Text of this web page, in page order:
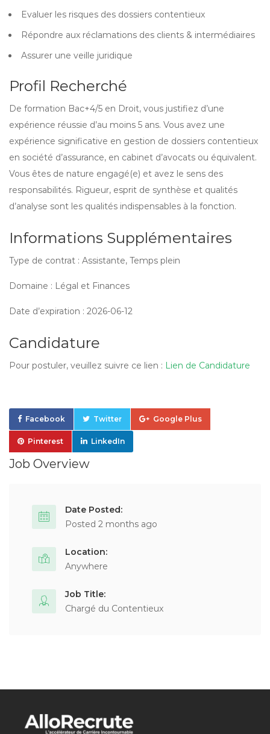
Evaluer les risques des dossiers contentieux
Répondre aux réclamations des clients & intermédiaires
Assurer une veille juridique
Profil Recherché
De formation Bac+4/5 en Droit, vous justifiez d’une
expérience réussie d’au moins 5 ans. Vous avez une
expérience significative en gestion de dossiers contentieux
en société d’assurance, en cabinet d’avocats ou équivalent.
Vous êtes de nature engagé(e) et avez le sens des
responsabilités. Rigueur, esprit de synthèse et qualités
d’analyse sont les qualités indispensables à la fonction.
Informations Supplémentaires
Type de contrat : Assistante, Temps plein
Domaine : Légal et Finances
Date d’expiration : 2026-06-12
Candidature
Pour postuler, veuillez suivre ce lien : Lien de Candidature
Facebook Twitter Google Plus
Pinterest LinkedIn
Job Overview
Date Posted:
Posted 2 months ago
Location:
Anywhere
Job Title:
Chargé du Contentieux